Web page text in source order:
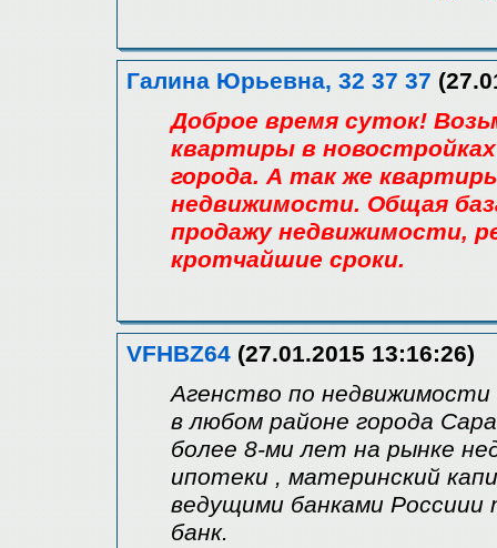
Галина Юрьевна, 32 37 37
Доброе время суток!
квартиры в
города. А так же
недвижимости. Общая
продажу недвижимости,
кротчайшие сроки.
VFHBZ64 (27.01.2015 13:16:26)
Агенство по
в любом районе города
более 8-ми лет на рынке
ипотеки , материнский
ведущими банками Россиии
банк.